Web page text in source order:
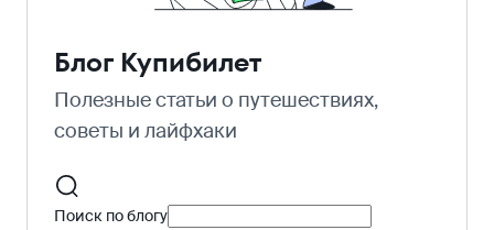
Блог Купибилет
Полезные статьи о путешествиях,
советы и лайфхаки
Поиск по блогу